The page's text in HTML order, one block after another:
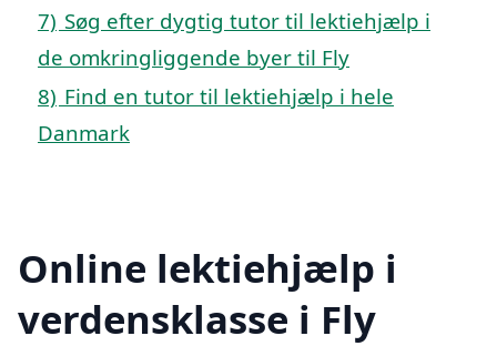
7) Søg efter dygtig tutor til lektiehjælp i
de omkringliggende byer til Fly
8) Find en tutor til lektiehjælp i hele
Danmark
Online lektiehjælp i
verdensklasse i Fly